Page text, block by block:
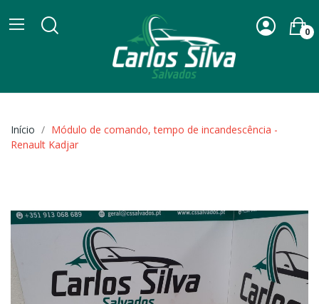
0
Início
Módulo de comando, tempo de incandescência -
Renault Kadjar